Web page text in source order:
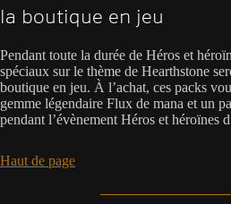
la boutique en jeu
Pendant toute la durée de Héros et
spéciaux sur le thème de Hearthstone
boutique en jeu. À l’achat, ces packs
gemme légendaire Flux de mana et un
pendant l’évènement Héros et héroïnes
Haut de page